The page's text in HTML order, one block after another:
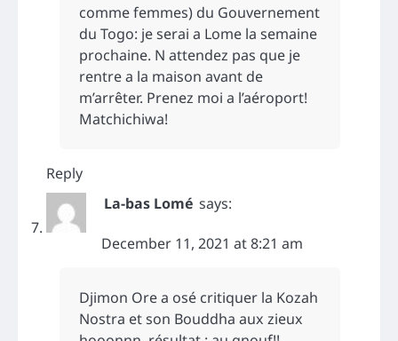
comme femmes) du Gouvernement
du Togo: je serai a Lome la semaine
prochaine. N attendez pas que je
rentre a la maison avant de
m’arrêter. Prenez moi a l’aéroport!
Matchichiwa!
Reply
La-bas Lomé says:
December 11, 2021 at 8:21 am
Djimon Ore a osé critiquer la Kozah
Nostra et son Bouddha aux zieux